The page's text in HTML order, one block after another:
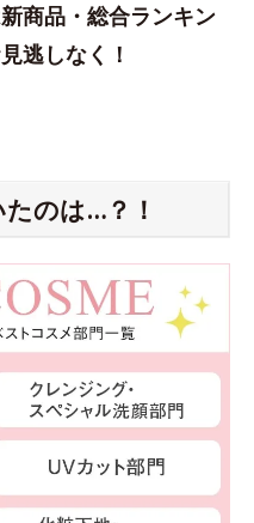
商品・総合ランキン
逃しなく！
のは…？！